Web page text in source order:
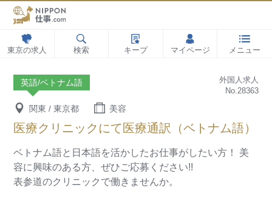
東京の求人 検索 キープ マイページ メニュー
英語/ベトナム語
外国人求人
No.28363
関東 / 東京都 美容
医療クリニックにて医療通訳（ベトナム語）
ベトナム語と日本語を活かしたお仕事がしたい方！
美
容に興味のある方、ぜひご応募ください!!
表参道のクリニックで働きませんか。